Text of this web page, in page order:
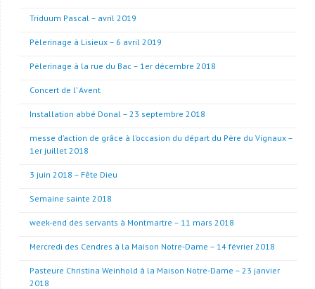
Triduum Pascal – avril 2019
Pèlerinage à Lisieux – 6 avril 2019
Pèlerinage à la rue du Bac – 1er décembre 2018
Concert de l’ Avent
Installation abbé Donal – 23 septembre 2018
messe d’action de grâce à l’occasion du départ du Père du Vignaux –
1er juillet 2018
3 juin 2018 – Fête Dieu
Semaine sainte 2018
week-end des servants à Montmartre – 11 mars 2018
Mercredi des Cendres à la Maison Notre-Dame – 14 février 2018
Pasteure Christina Weinhold à la Maison Notre-Dame – 23 janvier
2018